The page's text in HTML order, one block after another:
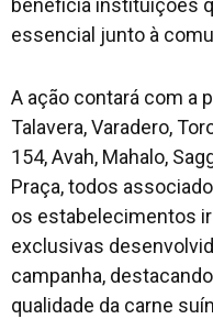
beneficia instituições
essencial junto à
A ação contará com a
Talavera, Varadero,
154, Avah, Mahalo,
Praça, todos
os estabelecimentos
exclusivas
campanha,
qualidade da carne